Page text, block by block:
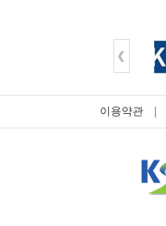
이용약관